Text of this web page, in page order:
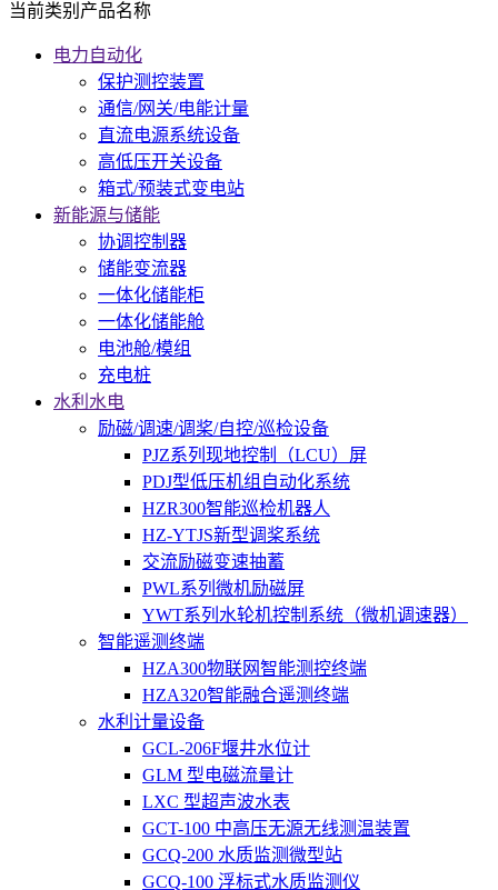
当前类别产品名称
电力自动化
保护测控装置
通信/网关/电能计量
直流电源系统设备
高低压开关设备
箱式/预装式变电站
新能源与储能
协调控制器
储能变流器
一体化储能柜
一体化储能舱
电池舱/模组
充电桩
水利水电
励磁/调速/调桨/自控/巡检设备
PJZ系列现地控制（LCU）屏
PDJ型低压机组自动化系统
HZR300智能巡检机器人
HZ-YTJS新型调桨系统
交流励磁变速抽蓄
PWL系列微机励磁屏
YWT系列水轮机控制系统（微机调速器）
智能遥测终端
HZA300物联网智能测控终端
HZA320智能融合遥测终端
水利计量设备
GCL-206F堰井水位计
GLM 型电磁流量计
LXC 型超声波水表
GCT-100 中高压无源无线测温装置
GCQ-200 水质监测微型站
GCQ-100 浮标式水质监测仪